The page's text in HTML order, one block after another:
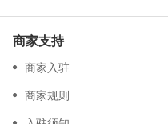
商家支持
商家入驻
商家规则